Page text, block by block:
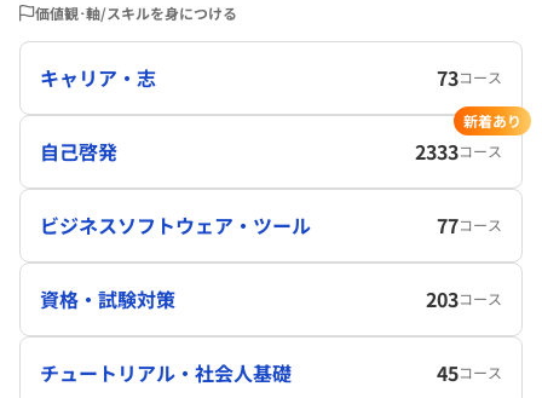
価値観･軸/スキルを身につける
キャリア・志 73コース
自己啓発 2333コース
新着あり
ビジネスソフトウェア・ツール 77コース
資格・試験対策 203コース
チュートリアル・社会人基礎 45コース